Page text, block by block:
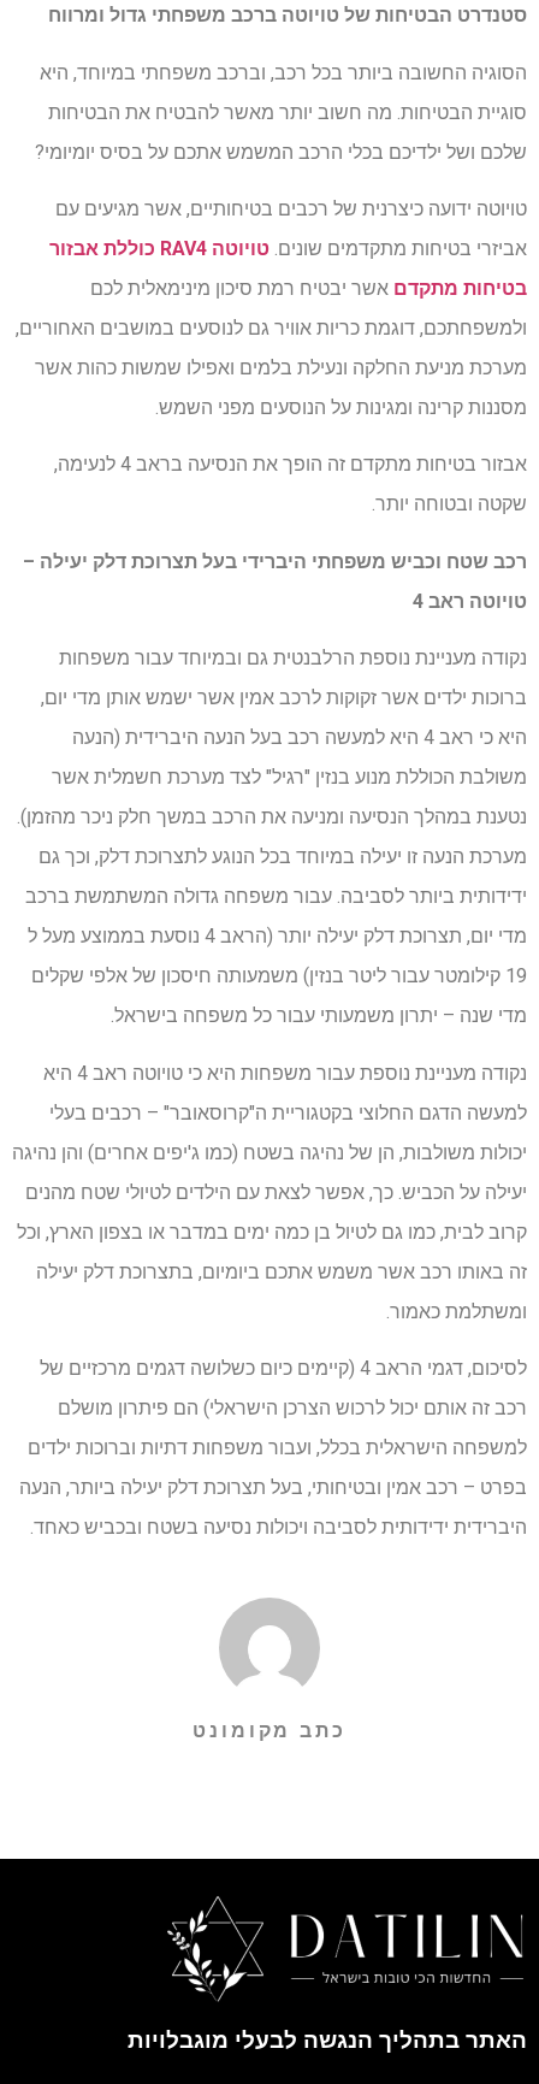
סטנדרט הבטיחות של טויוטה ברכב משפחתי גדול ומרווח
הסוגיה החשובה ביותר בכל רכב, וברכב משפחתי במיוחד, היא
סוגיית הבטיחות. מה חשוב יותר מאשר להבטיח את הבטיחות
שלכם ושל ילדיכם בכלי הרכב המשמש אתכם על בסיס יומיומי?
טויוטה ידועה כיצרנית של רכבים בטיחותיים, אשר מגיעים עם
אביזרי בטיחות מתקדמים שונים. טויוטה RAV4 כוללת אבזור
בטיחות מתקדם אשר יבטיח רמת סיכון מינימאלית לכם
ולמשפחתכם, דוגמת כריות אוויר גם לנוסעים במושבים האחוריים,
מערכת מניעת החלקה ונעילת בלמים ואפילו שמשות כהות אשר
מסננות קרינה ומגינות על הנוסעים מפני השמש.
אבזור בטיחות מתקדם זה הופך את הנסיעה בראב 4 לנעימה,
שקטה ובטוחה יותר.
רכב שטח וכביש משפחתי היברידי בעל תצרוכת דלק יעילה –
טויוטה ראב 4
נקודה מעניינת נוספת הרלבנטית גם ובמיוחד עבור משפחות
ברוכות ילדים אשר זקוקות לרכב אמין אשר ישמש אותן מדי יום,
היא כי ראב 4 היא למעשה רכב בעל הנעה היברידית (הנעה
משולבת הכוללת מנוע בנזין "רגיל" לצד מערכת חשמלית אשר
נטענת במהלך הנסיעה ומניעה את הרכב במשך חלק ניכר מהזמן).
מערכת הנעה זו יעילה במיוחד בכל הנוגע לתצרוכת דלק, וכך גם
ידידותית ביותר לסביבה. עבור משפחה גדולה המשתמשת ברכב
מדי יום, תצרוכת דלק יעילה יותר (הראב 4 נוסעת בממוצע מעל ל
19 קילומטר עבור ליטר בנזין) משמעותה חיסכון של אלפי שקלים
מדי שנה – יתרון משמעותי עבור כל משפחה בישראל.
נקודה מעניינת נוספת עבור משפחות היא כי טויוטה ראב 4 היא
למעשה הדגם החלוצי בקטגוריית ה"קרוסאובר" – רכבים בעלי
יכולות משולבות, הן של נהיגה בשטח (כמו ג'יפים אחרים) והן נהיגה
יעילה על הכביש. כך, אפשר לצאת עם הילדים לטיולי שטח מהנים
קרוב לבית, כמו גם לטיול בן כמה ימים במדבר או בצפון הארץ, וכל
זה באותו רכב אשר משמש אתכם ביומיום, בתצרוכת דלק יעילה
ומשתלמת כאמור.
לסיכום, דגמי הראב 4 (קיימים כיום כשלושה דגמים מרכזיים של
רכב זה אותם יכול לרכוש הצרכן הישראלי) הם פיתרון מושלם
למשפחה הישראלית בכלל, ועבור משפחות דתיות וברוכות ילדים
בפרט – רכב אמין ובטיחותי, בעל תצרוכת דלק יעילה ביותר, הנעה
היברידית ידידותית לסביבה ויכולות נסיעה בשטח ובכביש כאחד.
כתב מקומונט
האתר בתהליך הנגשה לבעלי מוגבלויות